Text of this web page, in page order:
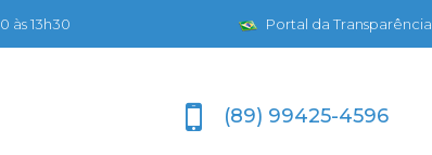
às 13h30 Portal da Transparência
(89) 99425-4596